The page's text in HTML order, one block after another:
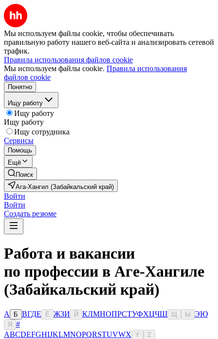
Мы используем файлы cookie, чтобы обеспечивать
правильную работу нашего веб-сайта и анализировать сетевой
трафик.
Правила использования файлов cookie
Мы используем файлы cookie. Правила использования
файлов cookie
Понятно
Ищу работу
Ищу работу
Ищу работу
Ищу сотрудника
Сервисы
Помощь
Ещё
Поиск
Ага-Хангил (Забайкальский край)
Войти
Войти
Создать резюме
Работа и вакансии
по профессии в Аге-Хангиле
(Забайкальский край)
А Б ВГДЕ Ё ЖЗИ Й КЛМНОПРСТУФХЦЧШ Ы ЭЮ
Я
#
ABCDEFGHIJKLMNOPQRSTUVWX Y Z